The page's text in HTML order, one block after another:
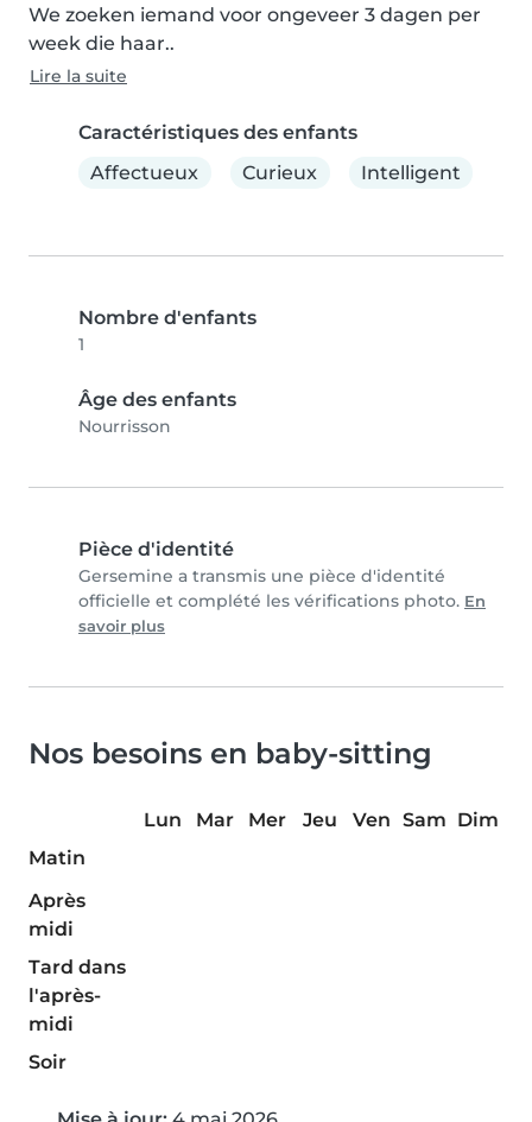
We zoeken iemand voor ongeveer 3 dagen per
week die haar..
Lire la suite
Caractéristiques des enfants
Affectueux
Curieux Intelligent
Nombre d'enfants
1
Âge des enfants
Nourrisson
Pièce d'identité
Gersemine a transmis une pièce d'identité
officielle et complété les vérifications photo. En
savoir plus
Nos besoins en baby-sitting
Lun Mar Mer Jeu Ven Sam Dim
Matin
Après
midi
Tard dans
l'après-
midi
Soir